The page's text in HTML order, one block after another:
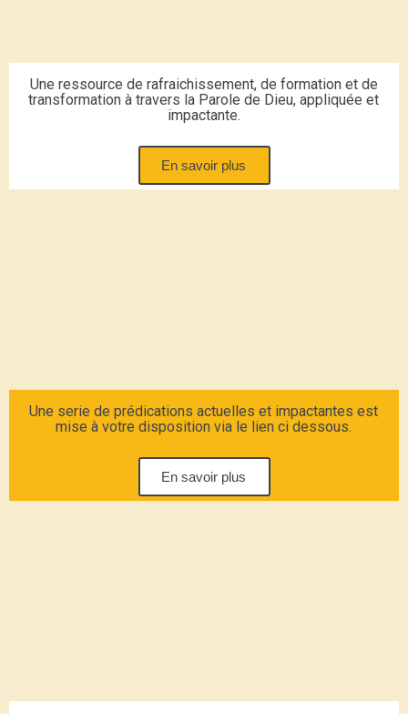
Une ressource de rafraichissement, de formation et de
transformation à travers la Parole de Dieu, appliquée et
impactante.
En savoir plus
Une serie de prédications actuelles et impactantes est
mise à votre disposition via le lien ci dessous.
En savoir plus